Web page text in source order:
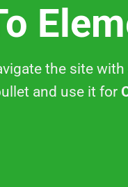
the site
and use it for